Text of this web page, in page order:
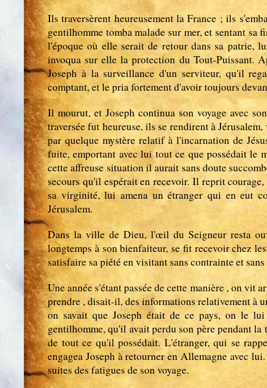
Ils traversèrent heureusement la France ; ils
gentilhomme tomba malade sur mer, et sentant
l'époque où elle serait de retour dans sa patrie,
invoqua sur elle la protection du Tout-Puissant.
Joseph à la surveillance d'un serviteur, qu'il
comptant, et le pria fortement d'avoir toujours
Il mourut, et Joseph continua son voyage avec
traversée fut heureuse, ils se rendirent à
par quelque mystère relatif à l'incarnation de
fuite, emportant avec lui tout ce que possédait le
cette affreuse situation il aurait sans doute
secours qu'il espérait en recevoir. Il reprit
sa virginité, lui amena un étranger qui en eut
Jérusalem.
Dans la ville de Dieu, l'œil du Seigneur resta
longtemps à son bienfaiteur, se fit recevoir chez
satisfaire sa piété en visitant sans contrainte et
Une année s'étant passée de cette manière , on vit
prendre , disait-il, des informations relativement à
on savait que Joseph était de ce pays, on le
gentilhomme, qu'il avait perdu son père pendant
de tout ce qu'il possédait. L'étranger, qui se
engagea Joseph à retourner en Allemagne avec
suites des fatigues de son voyage.